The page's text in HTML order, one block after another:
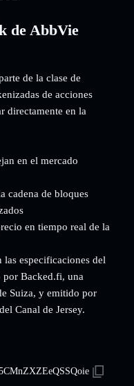
de AbbVie
de la clase de
de acciones
directamente en la
en el mercado
cadena de bloques
en tiempo real de la
las especificaciones del
Backed.fi, una
Suiza, y emitido por
Canal de Jersey.